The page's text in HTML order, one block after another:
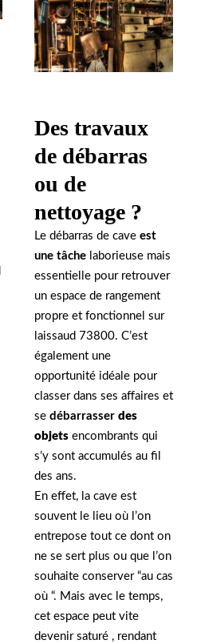
Des travaux
de débarras
ou de
nettoyage ?
Le débarras de cave est
une tâche laborieuse mais
essentielle pour retrouver
un espace de rangement
propre et fonctionnel sur
laissaud 73800. C’est
également une
opportunité idéale pour
classer dans ses affaires et
se débarrasser des
objets encombrants qui
s’y sont accumulés au fil
des ans.
En effet, la cave est
souvent le lieu où l’on
entrepose tout ce dont on
ne se sert plus ou que l’on
souhaite conserver “au cas
où “. Mais avec le temps,
cet espace peut vite
devenir saturé , rendant